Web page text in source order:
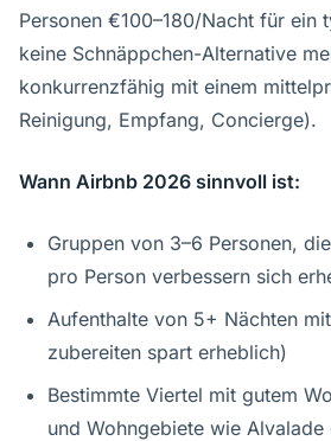
Personen €100–180/Nacht für ein
keine Schnäppchen-Alternative
konkurrenzfähig mit einem
Reinigung, Empfang, Concierge).
Wann Airbnb 2026 sinnvoll ist:
Gruppen von 3–6 Personen,
pro Person verbessern sich
Aufenthalte von 5+ Nächten
zubereiten spart erheblich)
Bestimmte Viertel mit gutem
und Wohngebiete wie